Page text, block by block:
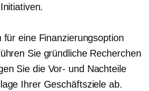
für eine Finanzierungsoption
Sie gründliche Recherchen
Sie die Vor- und Nachteile
Ihrer Geschäftsziele ab.